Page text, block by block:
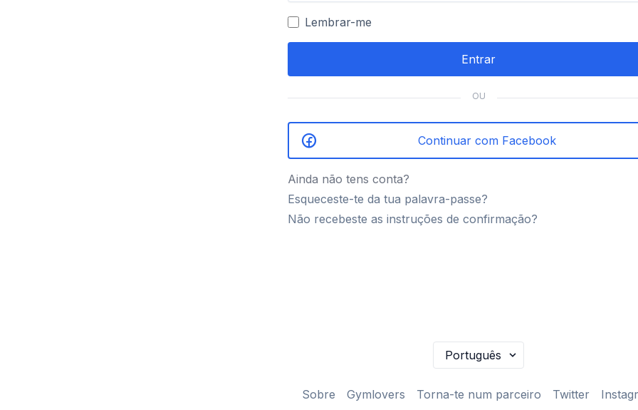
Lembrar-me
Entrar
OU
Continuar com Facebook
Ainda não tens conta?
Esqueceste-te da tua palavra-passe?
Não recebeste as instruções de confirmação?
Sobre Gymlovers Torna-te num parceiro Twitter